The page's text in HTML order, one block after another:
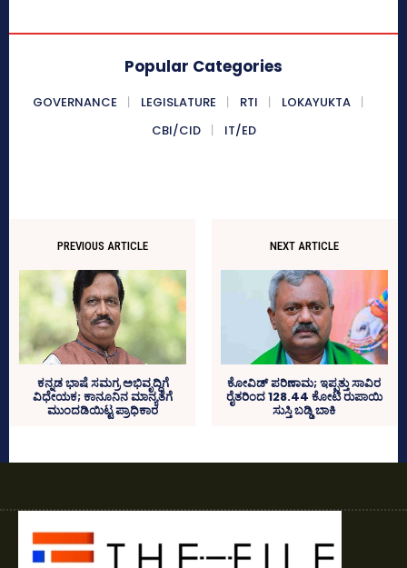
Popular Categories
GOVERNANCE LEGISLATURE RTI
LOKAYUKTA
CBI/CID
IT/ED
PREVIOUS ARTICLE
ಕನ್ನಡ ಭಾಷೆ ಸಮಗ್ರ ಅಭಿವೃದ್ಧಿಗೆ
ವಿಧೇಯಕ; ಕಾನೂನಿನ ಮಾನ್ಯತೆಗೆ
ಮುಂದಡಿಯಿಟ್ಟ ಪ್ರಾಧಿಕಾರ
NEXT ARTICLE
ಕೋವಿಡ್‌ ಪರಿಣಾಮ; ಇಪ್ಪತ್ತು ಸಾವಿರ
ರೈತರಿಂದ 128.44 ಕೋಟಿ ರುಪಾಯಿ
ಸುಸ್ತಿ ಬಡ್ಡಿ ಬಾಕಿ